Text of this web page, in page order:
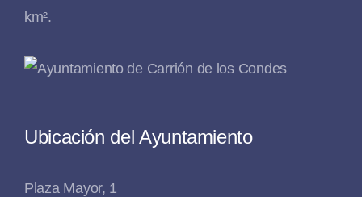
km².
Ubicación del Ayuntamiento
Plaza Mayor, 1